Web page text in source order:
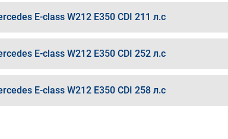
E-class W212 E350 CDI 211 л.с
E-class W212 E350 CDI 252 л.с
E-class W212 E350 CDI 258 л.с